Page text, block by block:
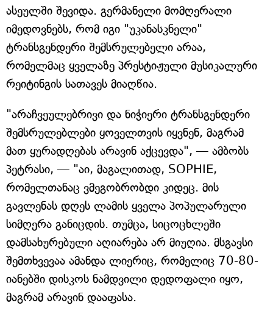
ასეულში შევიდა. გერმანელი მომღერალი
იმედოვნებს, რომ იგი "უკანასკნელი"
ტრანსგენდერი შემსრულებელი არაა,
რომელმაც ყველაზე პრესტიჟული მუსიკალური
რეიტინგის სათავეს მიაღწია.
"არაჩვეულებრივი და ნიჭიერი ტრანსგენდერი
შემსრულებლები ყოველთვის იყვნენ, მაგრამ
მათ ყურადღებას არავინ აქცევდა", — ამბობს
პეტრასი, — "აი, მაგალითად, SOPHIE,
რომელთანაც ვმეგობრობდი კიდეც. მის
გავლენას დღეს ლამის ყველა პოპულარული
სიმღერა განიცდის. თუმცა, სიცოცხლეში
დამსახურებული აღიარება არ მიუღია. მსგავსი
შემთხვევაა ამანდა ლიერიც, რომელიც 70-80-
იანებში დისკოს ნამდვილი დედოფალი იყო,
მაგრამ არავინ დააფასა.